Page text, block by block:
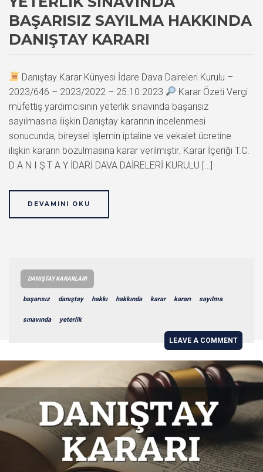
BAŞARISIZ SAYILMA HAKKINDA
DANIŞTAY KARARI
Danıştay Karar Künyesi İdare Dava Daireleri Kurulu –
2023/646 – 2023/2022 – 25.10.2023
Karar Özeti Vergi
müfettiş yardımcısının yeterlik sınavında başarısız
sayılmasına ilişkin Danıştay kararının incelenmesi
sonucunda, bireysel işlemin iptaline ve vekalet ücretine
ilişkin kararın bozulmasına karar verilmiştir. Karar İçeriği T.C.
D A N I Ş T A Y İDARİ DAVA DAİRELERİ KURULU […]
DEVAMINI OKU
DANIŞTAY KARARLARI
başarısız danıştay hakkı hakkında karar kararı sayılma
sınavında yeterlik
LEAVE A COMMENT